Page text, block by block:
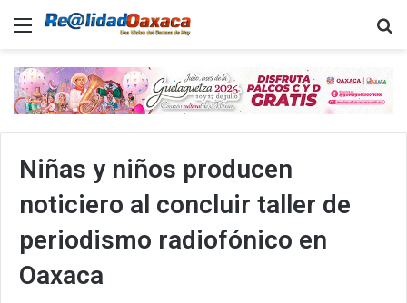
Menu
Niñas y niños producen
noticiero al concluir taller de
periodismo radiofónico en
Oaxaca